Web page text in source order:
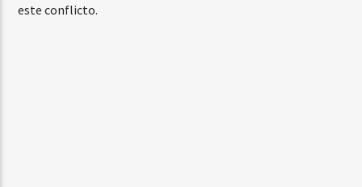
este conflicto.